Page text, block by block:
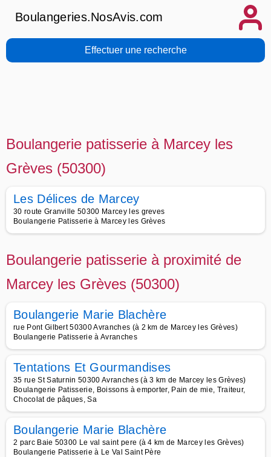
Boulangeries.NosAvis.com
Effectuer une recherche
Boulangerie patisserie à Marcey les
Grèves (50300)
Les Délices de Marcey
30 route Granville 50300 Marcey les greves
Boulangerie Patisserie à Marcey les Grèves
Boulangerie patisserie à proximité de
Marcey les Grèves (50300)
Boulangerie Marie Blachère
rue Pont Gilbert 50300 Avranches (à 2 km de Marcey les Grèves)
Boulangerie Patisserie à Avranches
Tentations Et Gourmandises
35 rue St Saturnin 50300 Avranches (à 3 km de Marcey les Grèves)
Boulangerie Patisserie, Boissons à emporter, Pain de mie, Traiteur,
Chocolat de pâques, Sa
Boulangerie Marie Blachère
2 parc Baie 50300 Le val saint pere (à 4 km de Marcey les Grèves)
Boulangerie Patisserie à Le Val Saint Père